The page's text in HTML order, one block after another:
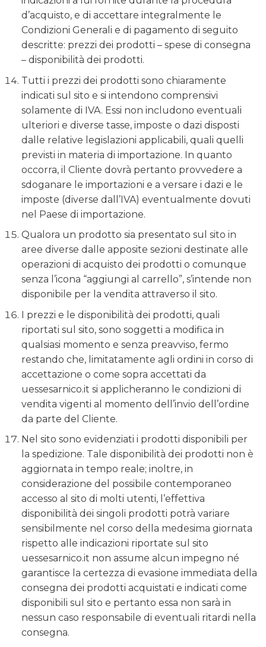
d’acquisto, e di accettare integralmente le
Condizioni Generali e di pagamento di seguito
descritte: prezzi dei prodotti – spese di consegna
– disponibilità dei prodotti.
Tutti i prezzi dei prodotti sono chiaramente
indicati sul sito e si intendono comprensivi
solamente di IVA. Essi non includono eventuali
ulteriori e diverse tasse, imposte o dazi disposti
dalle relative legislazioni applicabili, quali quelli
previsti in materia di importazione. In quanto
occorra, il Cliente dovrà pertanto provvedere a
sdoganare le importazioni e a versare i dazi e le
imposte (diverse dall’IVA) eventualmente dovuti
nel Paese di importazione.
Qualora un prodotto sia presentato sul sito in
aree diverse dalle apposite sezioni destinate alle
operazioni di acquisto dei prodotti o comunque
senza l’icona “aggiungi al carrello”, s’intende non
disponibile per la vendita attraverso il sito.
I prezzi e le disponibilità dei prodotti, quali
riportati sul sito, sono soggetti a modifica in
qualsiasi momento e senza preavviso, fermo
restando che, limitatamente agli ordini in corso di
accettazione o come sopra accettati da
uessesarnico.it si applicheranno le condizioni di
vendita vigenti al momento dell’invio dell’ordine
da parte del Cliente.
Nel sito sono evidenziati i prodotti disponibili per
la spedizione. Tale disponibilità dei prodotti non è
aggiornata in tempo reale; inoltre, in
considerazione del possibile contemporaneo
accesso al sito di molti utenti, l’effettiva
disponibilità dei singoli prodotti potrà variare
sensibilmente nel corso della medesima giornata
rispetto alle indicazioni riportate sul sito
uessesarnico.it non assume alcun impegno né
garantisce la certezza di evasione immediata della
consegna dei prodotti acquistati e indicati come
disponibili sul sito e pertanto essa non sarà in
nessun caso responsabile di eventuali ritardi nella
consegna.